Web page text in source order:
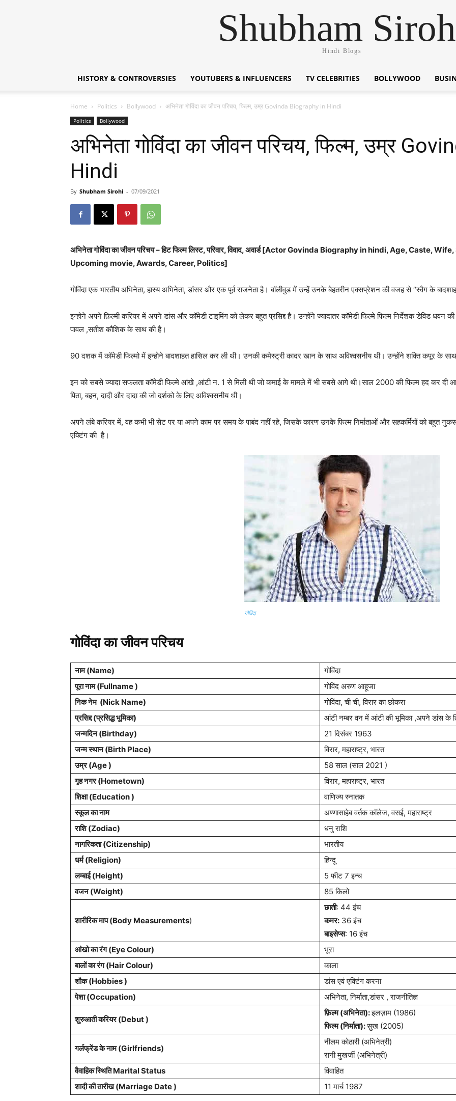
Shubham
Hindi Blogs
HISTORY & CONTROVERSIES YOUTUBERS & INFLUENCERS TV CELEBRITIES BOLLYWOOD
Home Politics Bollywood अभिनेता गोविंदा का जीवन परिचय, फिल्म, उम्र Govinda Biography in Hindi
Politics Bollywood
अभिनेता गोविंदा का जीवन परिचय, फिल्म, उम्र
Hindi
By Shubham Sirohi - 07/09/2021
अभिनेता गोविंदा का जीवन परिचय – हिट फिल्म लिस्ट, परिवार, विवाद, अवार्ड [Actor Govinda Biography in hindi, Age,
Upcoming movie, Awards, Career, Politics]
गोविंदा एक भारतीय अभिनेता, हास्य अभिनेता, डांसर और एक पूर्व राजनेता है। बॉलीवुड में उन्हें उनके बेहतरीन एक्सप्रेशन की वजह से “स्वैग के
इन्होने अपने फ़िल्मी करियर में अपने डांस और कॉमेडी टाइमिंग को लेकर बहुत प्रसिद्द है। उन्होंने ज्यादातर कॉमेडी फिल्मे फिल्म निर्देशक डेविड धवन
पावल ,सतीश कौशिक के साथ की है।
90 दशक में कॉमेडी फिल्मो में इन्होने बादशाहत हासिल कर ली थी। उनकी कमेस्ट्री कादर खान के साथ अविश्वसनीय थी। उन्होंने शक्ति कपूर के
इन को सबसे ज्यादा सफलता कॉमेडी फिल्मे आंखे ,आंटी न. 1 से मिली थी जो कमाई के मामले में भी सबसे आगे थी।साल 2000 की फिल्म हद कर दी
पिता, बहन, दादी और दादा की जो दर्शको के लिए अविश्वसनीय थी।
अपने लंबे करियर में, वह कभी भी सेट पर या अपने काम पर समय के पाबंद नहीं रहे, जिसके कारण उनके फिल्म निर्माताओं और सहकर्मियों को बहुत
एक्टिंग की है।
गोविंदा
गोविंदा का जीवन परिचय
नाम (Name)
गोविंदा
पूरा नाम (Fullname )
गोविंद अरुण आहूजा
निक नेम (Nick Name)
गोविंदा, ची ची, विरार का छोकरा
प्रसिद्द (प्रसिद्ध भूमिका)
आंटी नम्बर वन में आंटी की भूमिका ,अपने डांस के
जन्मदिन (Birthday)
21 दिसंबर 1963
जन्म स्थान (Birth Place)
विरार, महाराष्ट्र, भारत
उम्र (Age )
58 साल (साल 2021 )
गृह नगर (Hometown)
विरार, महाराष्ट्र, भारत
शिक्षा (Education )
वाणिज्य स्नातक
स्कूल का नाम
अण्णासाहेब वर्तक कॉलेज, वसई, महाराष्ट्र
राशि(Zodiac)
धनु राशि
नागरिकता(Citizenship)
भारतीय
धर्म (Religion)
हिन्दू
लम्बाई (Height)
5 फीट 7 इन्च
वजन (Weight)
85 किलो
शारीरिक माप (Body Measurements)
छाती: 44 इंच
कमर: 36 इंच
बाइसेप्स: 16 इंच
आंखो का रंग (Eye Colour)
भूरा
बालों का रंग (Hair Colour)
काला
शौक (Hobbies )
डांस एवं एक्टिंग करना
पेशा(Occupation) अभिनेता, निर्माता,डांसर , राजनीतिज्ञ
शुरुआती करियर (Debut )
फ़िल्म (अभिनेता):इलज़ाम (1986)
फिल्म (निर्माता):सुख (2005)
गर्लफ्रेंड के नाम(Girlfriends)
नीलम कोठारी (अभिनेत्री)
रानी मुखर्जी (अभिनेत्री)
वैवाहिक स्थिति Marital Status
विवाहित
शादी की तारीख (Marriage Date )
11 मार्च 1987